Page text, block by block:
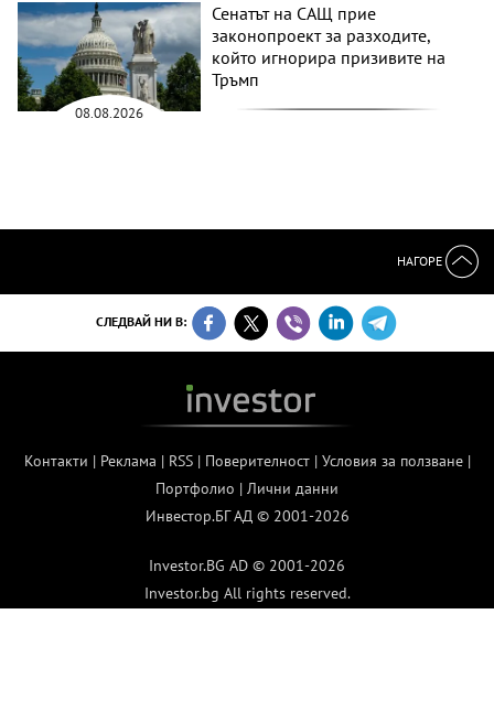
08.08.2026
Сенатът на САЩ прие
законопроект за разходите,
който игнорира призивите на
Тръмп
НАГОРЕ
СЛЕДВАЙ НИ В:
Контакти | Реклама | RSS| Поверителност| Условия за ползване|
Портфолио | Лични данни
Инвестор.БГ АД © 2001-2026
Investor.BG AD © 2001-2026
Investor.bg All rights reserved.